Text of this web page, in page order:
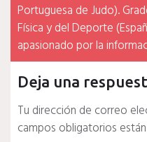
Portuguesa de Judo).
Física y del Deporte
apasionado por la
Deja una
Tu dirección de correo
campos obligatorios